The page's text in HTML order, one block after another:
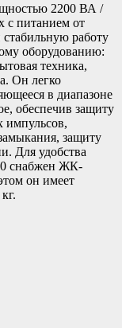
2200 ВА /
с питанием от
работу
оборудованию:
техника,
Он легко
в диапазоне
обеспечив защиту
импульсов,
защиту
Для удобства
снабжен ЖК-
он имеет